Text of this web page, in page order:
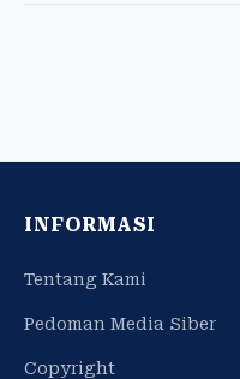
INFORMASI
Tentang Kami
Pedoman Media Siber
Copyright